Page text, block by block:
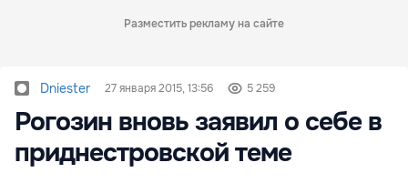
Разместить рекламу на сайте
Dniester 27 января 2015, 13:56 5 259
Рогозин вновь заявил о себе в
приднестровской теме